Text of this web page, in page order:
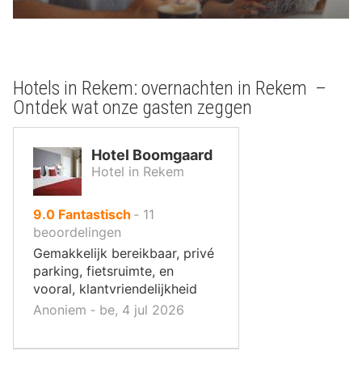
Hotels in Rekem: overnachten in Rekem –
Ontdek wat onze gasten zeggen
Hotel Boomgaard
Hotel in Rekem
9.0uit
10
,
Fantastisch ‐ 11
beoordelingen
Gemakkelijk bereikbaar, privé
parking, fietsruimte, en
vooral, klantvriendelijkheid
Anoniem ‐ be, 4 jul 2026